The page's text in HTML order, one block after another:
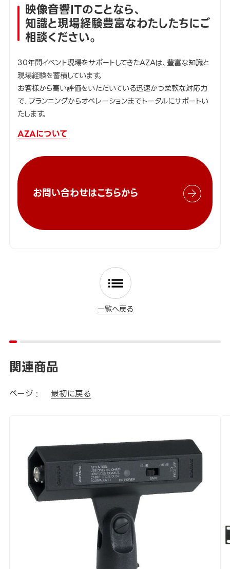
映像音響ITのことなら、
知識と現場経験豊富なわたしたちにご
相談ください。
30年間イベント現場をサポートしてきたAZAは、豊富な知識と
現場経験を蓄積しています。
お客様から高い評価をいただいている迅速かつ柔軟な対応力
で、プランニングからオペレーションまでトータルにサポートい
たします。
AZAについて
お問い合わせはこちらから
一覧へ戻る
関連商品
ページ : 最初に戻る